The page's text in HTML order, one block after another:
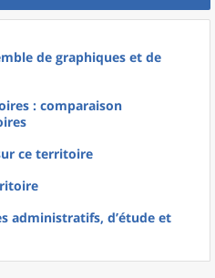
de graphiques et de
: comparaison
ce territoire
administratifs, d’étude et